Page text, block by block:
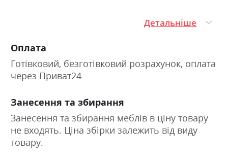
великий вибір модулів для створення індивідуального
якісні матеріали та надійна фурнітура для щоденного
використання.
Стильна спальня, яка
залишатиметься актуальною роками
Якщо ви хочете купити сучасну спальню з бездоганним
Детальніше
Оплата
Готівковий, безготівковий розрахунок, оплата
через Приват24
Занесення та збирання
Занесення та збирання меблів в ціну товару
не входять. Ціна збірки залежить від виду
товару.